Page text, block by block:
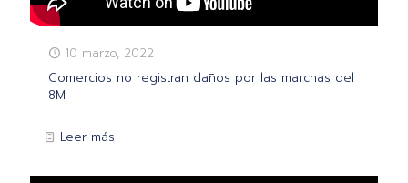
10 marzo, 2022
Comercios no registran daños por las marchas del
8M
Leer más